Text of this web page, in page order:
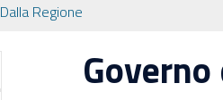
Dalla Regione